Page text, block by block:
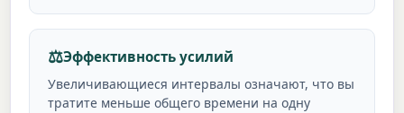
⚖️Эффективность усилий
Увеличивающиеся интервалы означают, что вы
тратите меньше общего времени на одну